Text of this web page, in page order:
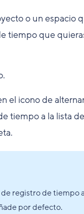
o un espacio
tiempo que
el icono de
tiempo a la lista de
registro de tiempo
por defecto.